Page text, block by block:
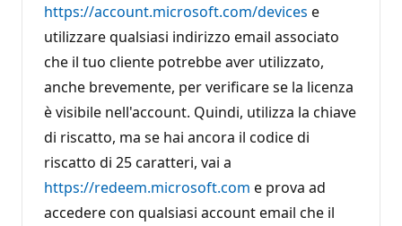
https://account.microsoft.com/devices e
utilizzare qualsiasi indirizzo email associato
che il tuo cliente potrebbe aver utilizzato,
anche brevemente, per verificare se la licenza
è visibile nell'account. Quindi, utilizza la chiave
di riscatto, ma se hai ancora il codice di
riscatto di 25 caratteri, vai a
https://redeem.microsoft.com e prova ad
accedere con qualsiasi account email che il